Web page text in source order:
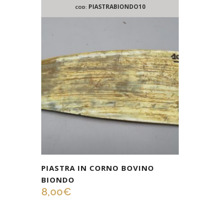
COD: PIASTRABIONDO10
PIASTRA IN CORNO BOVINO
BIONDO
8,00€